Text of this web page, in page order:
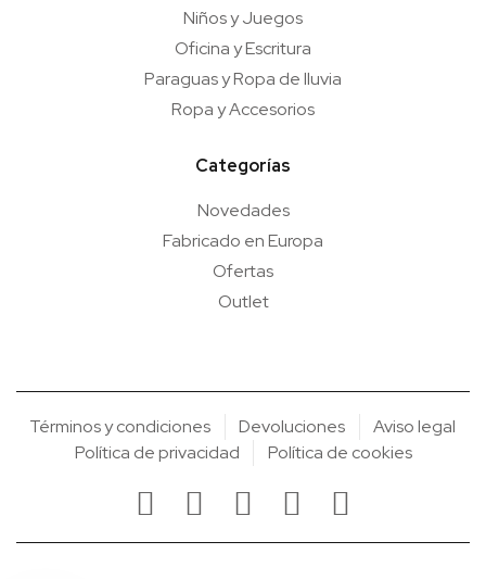
Niños y Juegos
Oficina y Escritura
Paraguas y Ropa de lluvia
Ropa y Accesorios
Categorías
Novedades
Fabricado en Europa
Ofertas
Outlet
Términos y condiciones Devoluciones
Aviso legal
Política de privacidad
Política de cookies